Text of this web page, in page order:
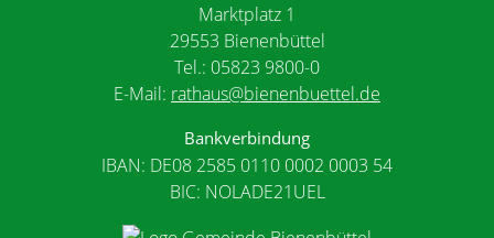
Marktplatz 1
29553 Bienenbüttel
Tel.: 05823 9800-0
E-Mail: rathaus@bienenbuettel.de
Bankverbindung
IBAN: DE08 2585 0110 0002 0003 54
BIC: NOLADE21UEL